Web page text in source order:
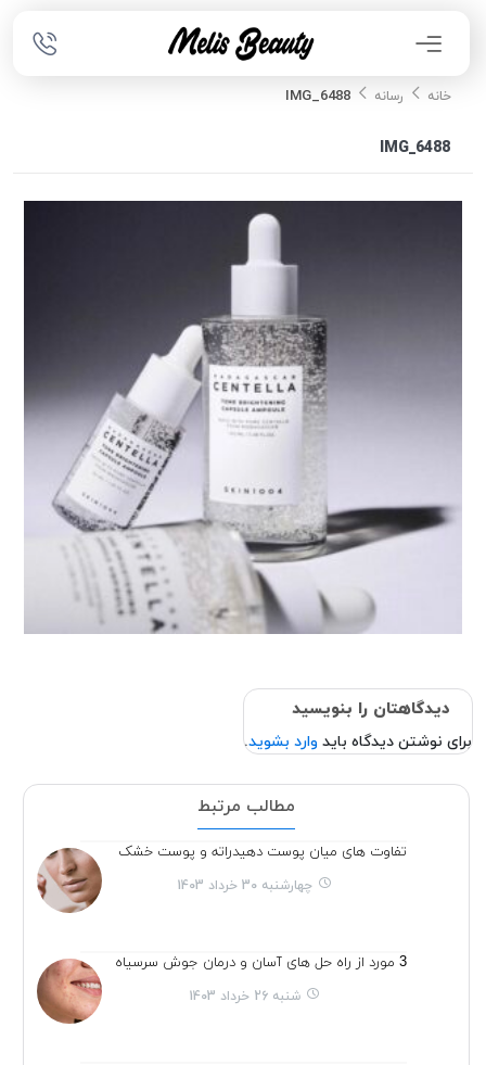
خانه رسانه IMG_6488
IMG_6488
دیدگاهتان را بنویسید
برای نوشتن دیدگاه باید وارد بشوید.
مطالب مرتبط
تفاوت های میان پوست دهیدراته و پوست خشک
چهارشنبه 30 خرداد 1403
3 مورد از راه حل های آسان و درمان جوش سرسیاه
شنبه 26 خرداد 1403